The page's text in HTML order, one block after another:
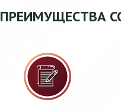
ПРЕИМУЩЕСТВА